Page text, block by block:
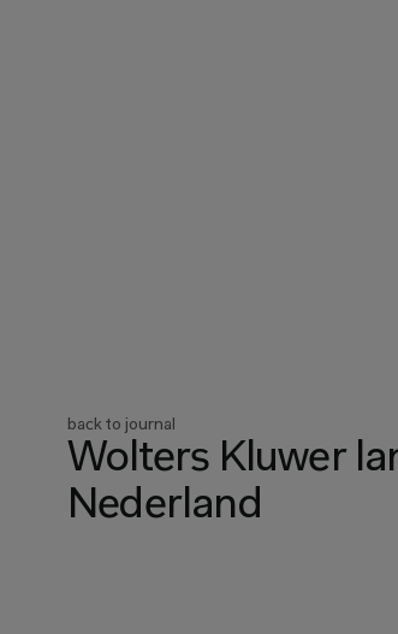
back to journal
Wolters Kluwer
Nederland